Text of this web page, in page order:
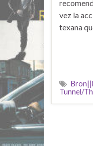
vez la
texana
Tunnel/